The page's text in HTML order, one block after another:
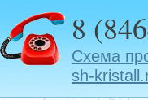
8
Схема
sh-